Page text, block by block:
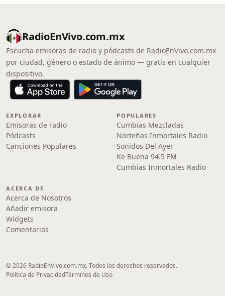
RadioEnVivo.com.mx
Escucha emisoras de radio y pódcasts de RadioEnVivo.com.mx
por ciudad, género o estado de ánimo — gratis en cualquier
dispositivo.
EXPLORAR
Emisoras de radio
Pódcasts
Canciones Populares
POPULARES
Cumbias Mezcladas
Norteñas Inmortales Radio
Sonidos Del Ayer
Ke Buena 94.5 FM
Cumbias Inmortales Radio
ACERCA DE
Acerca de Nosotros
Añadir emisora
Widgets
Comentarios
© 2026 RadioEnVivo.com.mx. Todos los derechos reservados.
Política de PrivacidadTérminos de Uso